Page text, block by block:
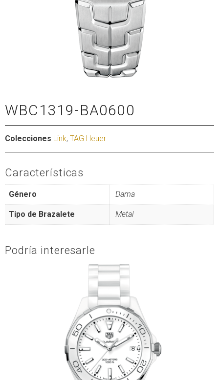
WBC1319-BA0600
Colecciones Link, TAG Heuer
Características
Género Dama
Tipo de Brazalete Metal
Podría interesarle